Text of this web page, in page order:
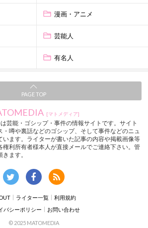
漫画・アニメ
芸能人
有名人
PAGE TOP
[マトメディア]
芸能・ゴシップ・事件の情報サイトです。サイト
噂や裏話などのゴシップ、そして事件などのニュ
います。ライターが書いた記事の内容や掲載画像等
権利所有者様本人が直接メールでご連絡下さい。管
ます。
ライター一覧
利用規約
バシーポリシー
お問い合わせ
© 2025 MATOMEDIA